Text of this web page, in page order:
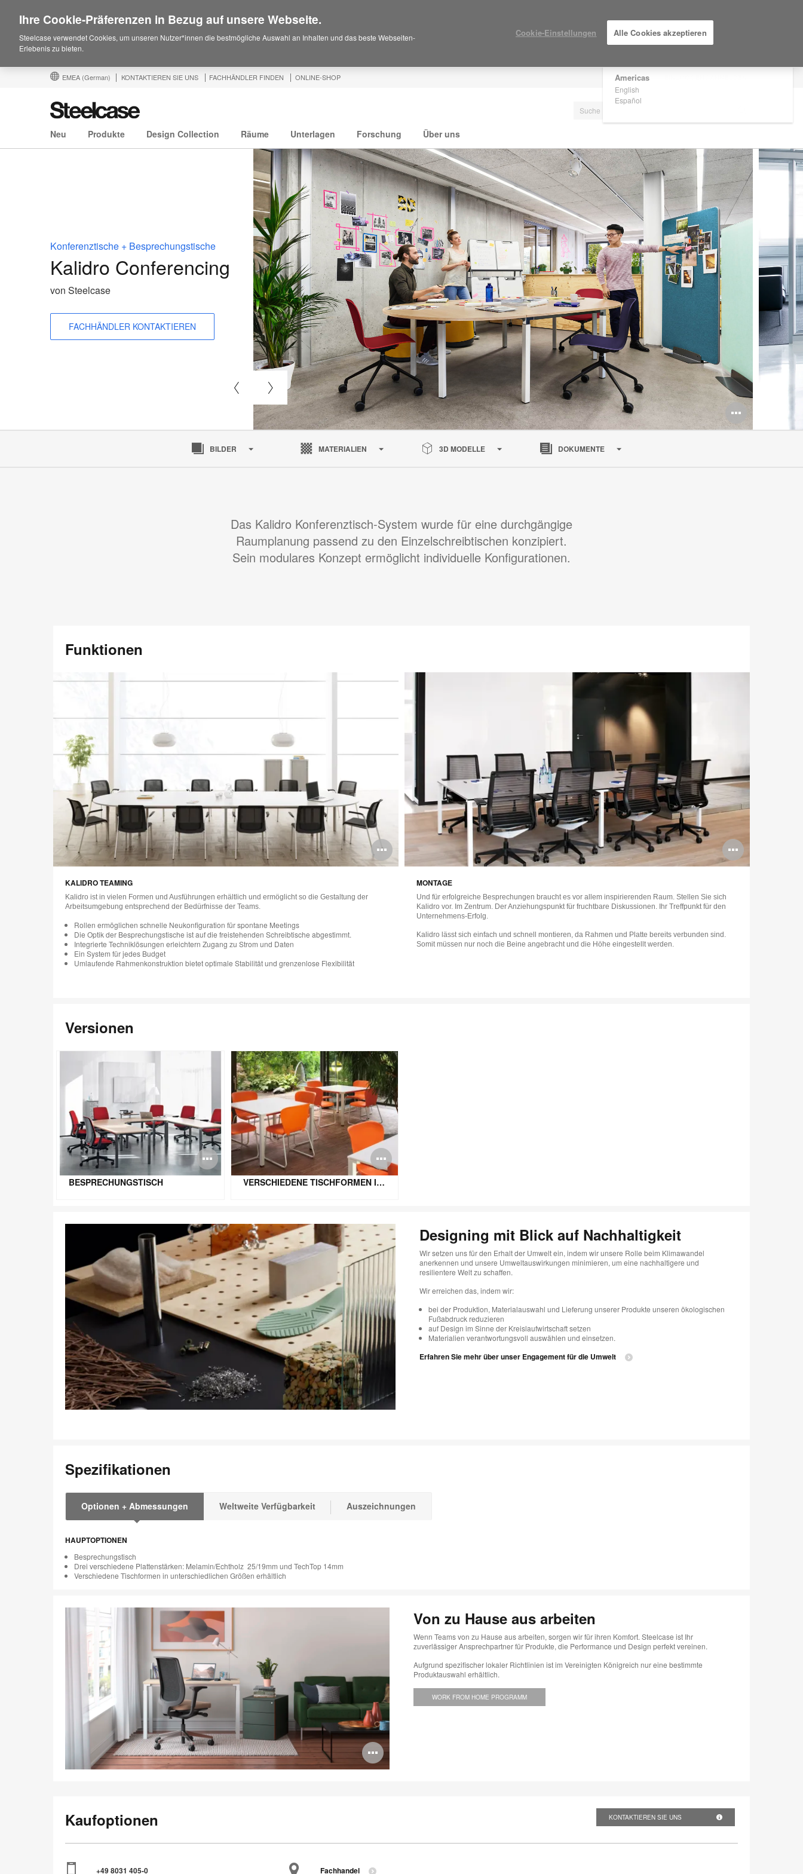
Are you in United States?
Americas
English
Español
EMEA (German) KONTAKTIEREN SIE UNS FACHHÄNDLER FINDEN ONLINE-SHOP
Neu Produkte Design Collection Räume Unterlagen Forschung Über uns
Konferenztische + Besprechungstische
Kalidro Conferencing
von Steelcase
FACHHÄNDLER KONTAKTIEREN
BILDER MATERIALIEN 3D MODELLE DOKUMENTE
Das Kalidro Konferenztisch-System wurde für eine durchgängige
Raumplanung passend zu den Einzelschreibtischen konzipiert.
Sein modulares Konzept ermöglicht individuelle Konfigurationen.
Funktionen
Bildbeschreibung
öffnen
KALIDRO TEAMING
Kalidro ist in vielen Formen und Ausführungen erhältlich und ermöglicht so die Gestaltung der
Arbeitsumgebung entsprechend der Bedürfnisse der Teams.
Rollen ermöglichen schnelle Neukonfiguration für spontane Meetings
Die Optik der Besprechungstische ist auf die freistehenden Schreibtische abgestimmt.
Integrierte Techniklösungen erleichtern Zugang zu Strom und Daten
Ein System für jedes Budget
Umlaufende Rahmenkonstruktion bietet optimale Stabilität und grenzenlose Flexibilität
öffnen
MONTAGE
Und für erfolgreiche Besprechungen braucht es vor allem inspirierenden Raum. Stellen Sie sich
Kalidro vor. Im Zentrum. Der Anziehungspunkt für fruchtbare Diskussionen. Ihr Treffpunkt für den
Unternehmens-Erfolg.
Kalidro lässt sich einfach und schnell montieren, da Rahmen und Platte bereits verbunden sind.
Somit müssen nur noch die Beine angebracht und die Höhe eingestellt werden.
Versionen
Bildbeschreibung
öffnen
BESPRECHUNGSTISCH
Bildbeschreibung
öffnen
VERSCHIEDENE TISCHFORMEN IN UNTERSCHIEDLICHEN GRÖSSEN ERHÄLTLICH
Designing mit Blick auf Nachhaltigkeit
Wir setzen uns für den Erhalt der Umwelt ein, indem wir unsere Rolle beim Klimawandel
anerkennen und unsere Umweltauswirkungen minimieren, um eine nachhaltigere und
resilientere Welt zu schaffen.
Wir erreichen das, indem wir:
bei der Produktion, Materialauswahl und Lieferung unserer Produkte unseren ökologischen
Fußabdruck reduzieren
auf Design im Sinne der Kreislaufwirtschaft setzen
Materialien verantwortungsvoll auswählen und einsetzen.
Erfahren Sie mehr über unser Engagement für die Umwelt
Spezifikationen
Optionen + Abmessungen Weltweite Verfügbarkeit Auszeichnungen
HAUPTOPTIONEN
Besprechungstisch
Drei verschiedene Plattenstärken: Melamin/Echtholz 25/19mm und TechTop 14mm
Verschiedene Tischformen in unterschiedlichen Größen erhältlich
Bildbeschreibung
öffnen
Von zu Hause aus arbeiten
Wenn Teams von zu Hause aus arbeiten, sorgen wir für ihren Komfort. Steelcase ist Ihr
zuverlässiger Ansprechpartner für Produkte, die Performance und Design perfekt vereinen.
Aufgrund spezifischer lokaler Richtlinien ist im Vereinigten Königreich nur eine bestimmte
Produktauswahl erhältlich.
WORK FROM HOME PROGRAMM
Kaufoptionen KONTAKTIEREN SIE UNS
+49 8031 405-0 Fachhandel
Ihre Cookie-Präferenzen in Bezug auf unsere Webseite.
Steelcase verwendet Cookies, um unseren Nutzer*innen die bestmögliche Auswahl an Inhalten und das beste Webseiten-
Erlebenis zu bieten.
Cookie-Einstellungen Alle Cookies akzeptieren